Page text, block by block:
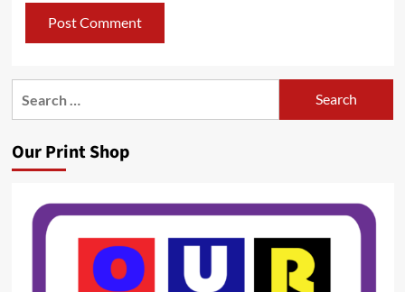
Our Print Shop